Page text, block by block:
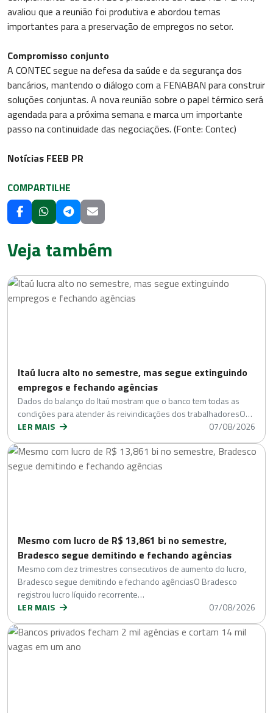
avaliou que a reunião foi produtiva e abordou temas
importantes para a preservação de empregos no setor.
Compromisso conjunto
A CONTEC segue na defesa da saúde e da segurança dos
bancários, mantendo o diálogo com a FENABAN para construir
soluções conjuntas. A nova reunião sobre o papel térmico será
agendada para a próxima semana e marca um importante
passo na continuidade das negociações. (Fonte: Contec)
Notícias FEEB PR
COMPARTILHE
Veja também
Itaú lucra alto no semestre, mas segue extinguindo
empregos e fechando agências
Dados do balanço do Itaú mostram que o banco tem todas as
condições para atender às reivindicações dos trabalhadoresO…
LER MAIS
07/08/2026
Mesmo com lucro de R$ 13,861 bi no semestre,
Bradesco segue demitindo e fechando agências
Mesmo com dez trimestres consecutivos de aumento do lucro,
Bradesco segue demitindo e fechando agênciasO Bradesco
registrou lucro líquido recorrente…
LER MAIS
07/08/2026